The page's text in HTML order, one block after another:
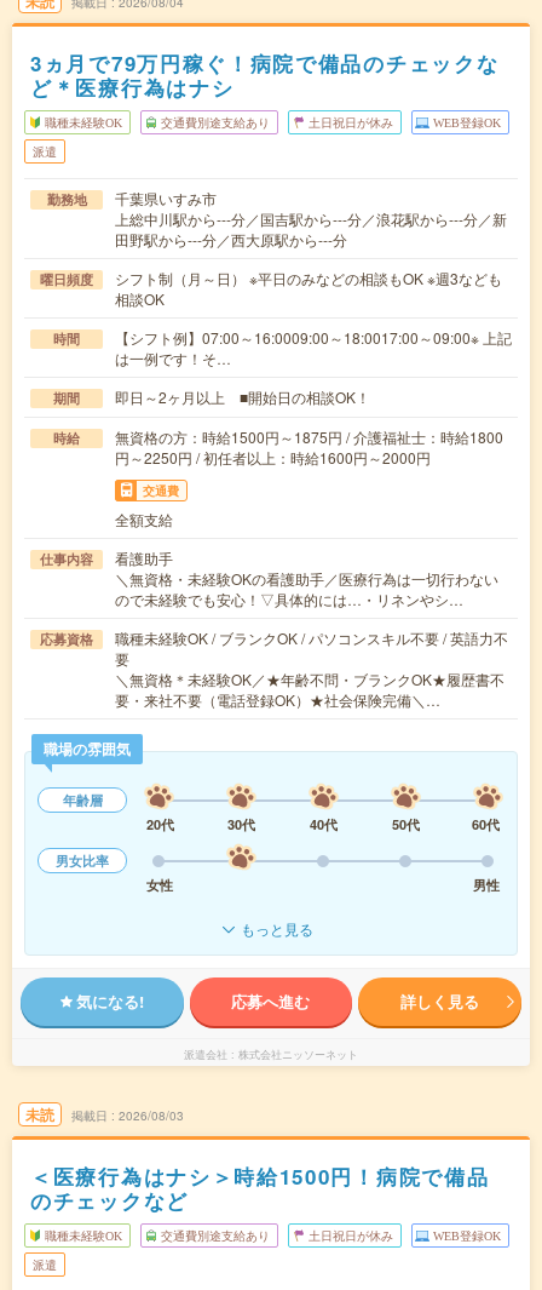
3ヵ月で79万円稼ぐ！病院で備品のチェックな
ど＊医療行為はナシ
職種未経験OK 交通費別途支給あり 土日祝日が休み WEB登録OK
派遣
勤務地
千葉県いすみ市
上総中川駅から---分／国吉駅から---分／浪花駅から---分／新
田野駅から---分／西大原駅から---分
曜日頻度
シフト制（月～日） ※平日のみなどの相談もOK ※週3なども
相談OK
時間
【シフト例】07:00～16:0009:00～18:0017:00～09:00※ 上記
は一例です！そ…
期間 即日～2ヶ月以上 ■開始日の相談OK！
時給
無資格の方：時給1500円～1875円 / 介護福祉士：時給1800
円～2250円 / 初任者以上：時給1600円～2000円
交通費
全額支給
仕事内容
看護助手
＼無資格・未経験OKの看護助手／医療行為は一切行わない
ので未経験でも安心！▽具体的には…・リネンやシ…
応募資格
職種未経験OK / ブランクOK / パソコンスキル不要 / 英語力不
要
＼無資格＊未経験OK／★年齢不問・ブランクOK★履歴書不
要・来社不要（電話登録OK）★社会保険完備＼…
職場の雰囲気
年齢層
20代
30代 40代 50代
60代
男女比率
女性
男性
もっと見る
気になる! 応募へ進む 詳しく見る
派遣会社 株式会社ニッソーネット
未読 掲載日 2026/08/03
＜医療行為はナシ＞時給1500円！病院で備品
のチェックなど
職種未経験OK 交通費別途支給あり 土日祝日が休み WEB登録OK
派遣